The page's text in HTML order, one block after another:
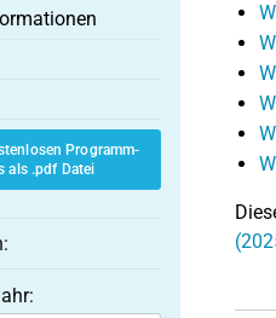
Programm-
als .pdf Datei